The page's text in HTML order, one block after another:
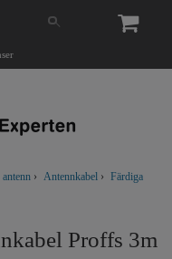
› Antennkabel › Färdiga
Proffs 3m